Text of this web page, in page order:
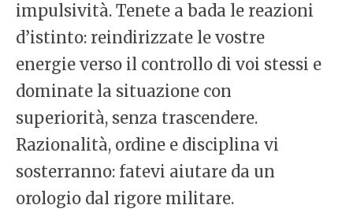
impulsività. Tenete a bada le reazioni
d’istinto: reindirizzate le vostre
energie verso il controllo di voi stessi e
dominate la situazione con
superiorità, senza trascendere.
Razionalità, ordine e disciplina vi
sosterranno: fatevi aiutare da un
orologio dal rigore militare.